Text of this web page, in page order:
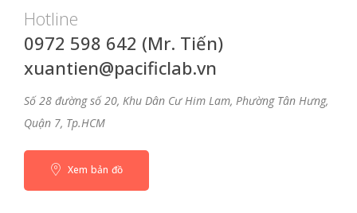
Hotline
0972 598 642 (Mr. Tiến)
xuantien@pacificlab.vn
Số 28 đường số 20, Khu Dân Cư Him Lam, Phường Tân Hưng,
Quận 7, Tp.HCM
Xem bản đồ